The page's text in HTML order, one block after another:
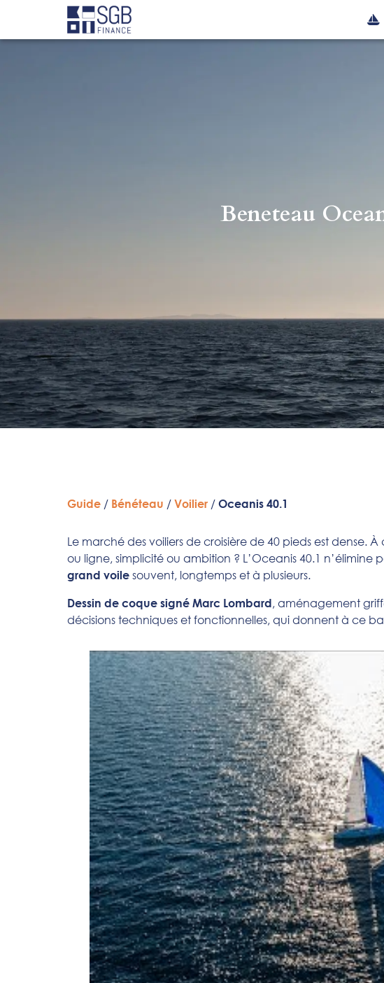
Beneteau
Guide / Bénéteau / Voilier / Oceanis 40.1
Le marché des voiliers de croisière de 40 pieds est dense. À
ou ligne, simplicité ou ambition ? L’Oceanis 40.1 n’élimine
grand voile souvent, longtemps et à plusieurs.
Dessin de coque signé Marc Lombard, aménagement
décisions techniques et fonctionnelles, qui donnent à ce